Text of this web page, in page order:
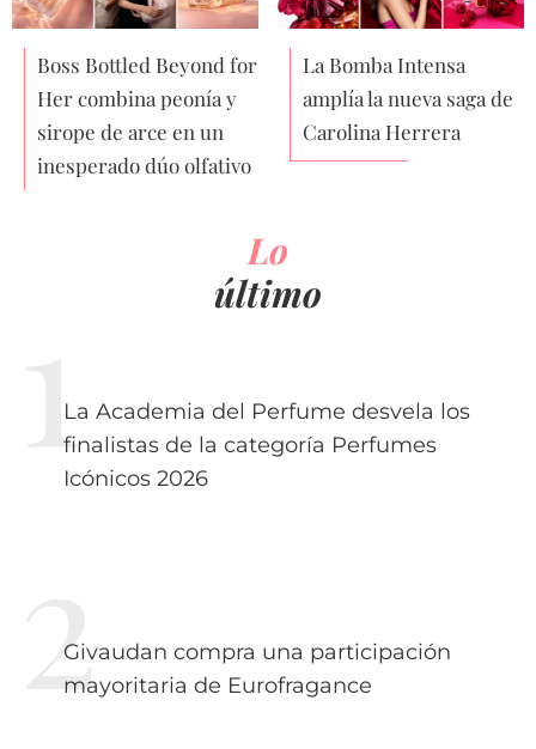
Boss Bottled Beyond for
Her combina peonía y
sirope de arce en un
inesperado dúo olfativo
La Bomba Intensa
amplía la nueva saga de
Carolina Herrera
Lo
último
La Academia del Perfume desvela los
finalistas de la categoría Perfumes
Icónicos 2026
Givaudan compra una participación
mayoritaria de Eurofragance